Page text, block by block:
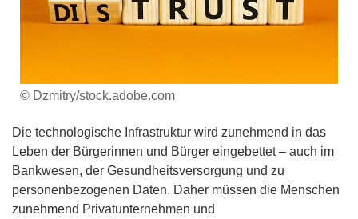
© Dzmitry/stock.adobe.com
Die technologische Infrastruktur wird zunehmend in das
Leben der Bürgerinnen und Bürger eingebettet – auch im
Bankwesen, der Gesundheitsversorgung und zu
personenbezogenen Daten. Daher müssen die Menschen
zunehmend Privatunternehmen und